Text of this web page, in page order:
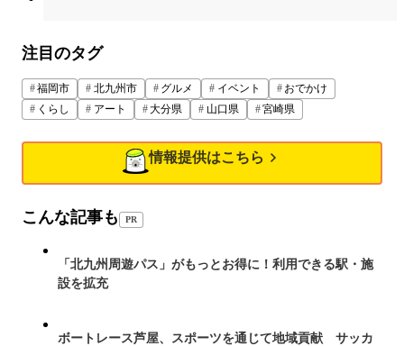
注目のタグ
福岡市 北九州市 グルメ イベント
おでかけ
くらし
アート 大分県 山口県 宮崎県
情報提供はこちら
こんな記事も PR
「北九州周遊パス」がもっとお得に！利用できる駅・施
設を拡充
ボートレース芦屋、スポーツを通じて地域貢献 サッカ